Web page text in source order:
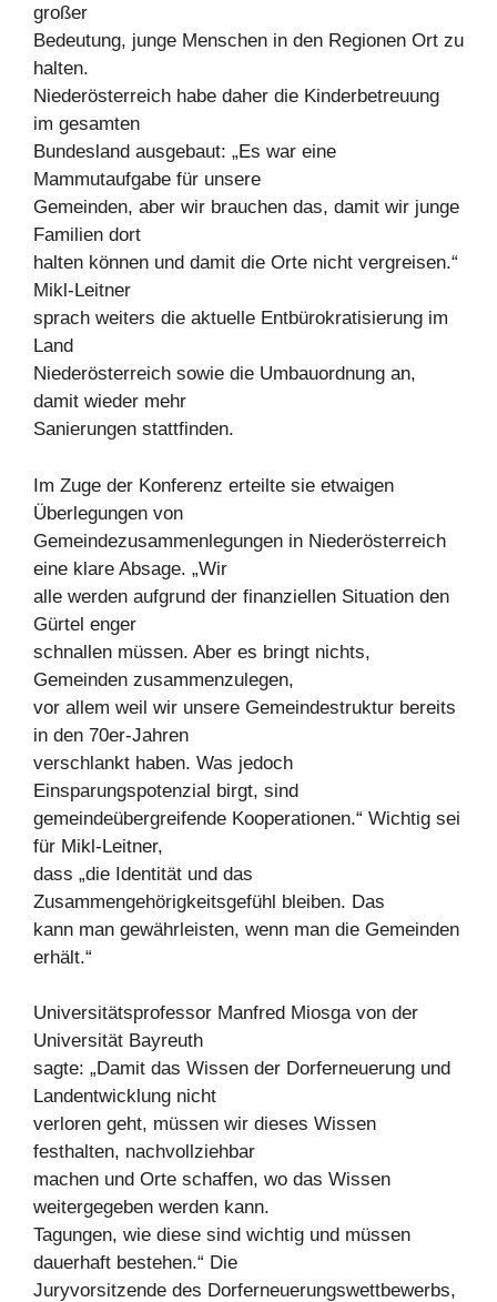
großer
Bedeutung, junge Menschen in den Regionen Ort zu
halten.
Niederösterreich habe daher die Kinderbetreuung
im gesamten
Bundesland ausgebaut: „Es war eine
Mammutaufgabe für unsere
Gemeinden, aber wir brauchen das, damit wir junge
Familien dort
halten können und damit die Orte nicht vergreisen.“
Mikl-Leitner
sprach weiters die aktuelle Entbürokratisierung im
Land
Niederösterreich sowie die Umbauordnung an,
damit wieder mehr
Sanierungen stattfinden.
Im Zuge der Konferenz erteilte sie etwaigen
Überlegungen von
Gemeindezusammenlegungen in Niederösterreich
eine klare Absage. „Wir
alle werden aufgrund der finanziellen Situation den
Gürtel enger
schnallen müssen. Aber es bringt nichts,
Gemeinden zusammenzulegen,
vor allem weil wir unsere Gemeindestruktur bereits
in den 70er-Jahren
verschlankt haben. Was jedoch
Einsparungspotenzial birgt, sind
gemeindeübergreifende Kooperationen.“ Wichtig sei
für Mikl-Leitner,
dass „die Identität und das
Zusammengehörigkeitsgefühl bleiben. Das
kann man gewährleisten, wenn man die Gemeinden
erhält.“
Universitätsprofessor Manfred Miosga von der
Universität Bayreuth
sagte: „Damit das Wissen der Dorferneuerung und
Landentwicklung nicht
verloren geht, müssen wir dieses Wissen
festhalten, nachvollziehbar
machen und Orte schaffen, wo das Wissen
weitergegeben werden kann.
Tagungen, wie diese sind wichtig und müssen
dauerhaft bestehen.“ Die
Juryvorsitzende des Dorferneuerungswettbewerbs,